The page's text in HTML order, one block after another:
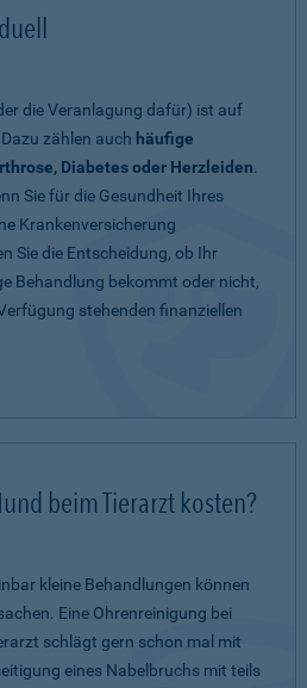
die Veranlagung dafür) ist auf
zählen auch häufige
Diabetes oder Herzleiden.
Sie für die Gesundheit Ihres
Krankenversicherung
Sie die Entscheidung, ob Ihr
Behandlung bekommt oder nicht,
stehenden finanziellen
beim Tierarzt kosten?
kleine Behandlungen können
Eine Ohrenreinigung bei
schlägt gern schon mal mit
eines Nabelbruchs mit teils